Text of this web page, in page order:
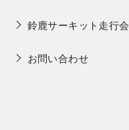
鈴鹿サーキット走行会
お問い合わせ